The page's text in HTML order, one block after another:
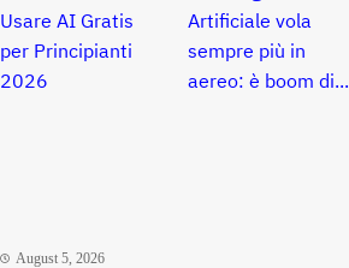
Usare AI Gratis
per Principianti
2026
Artificiale vola
sempre più in
aereo: è boom di...
August 5, 2026